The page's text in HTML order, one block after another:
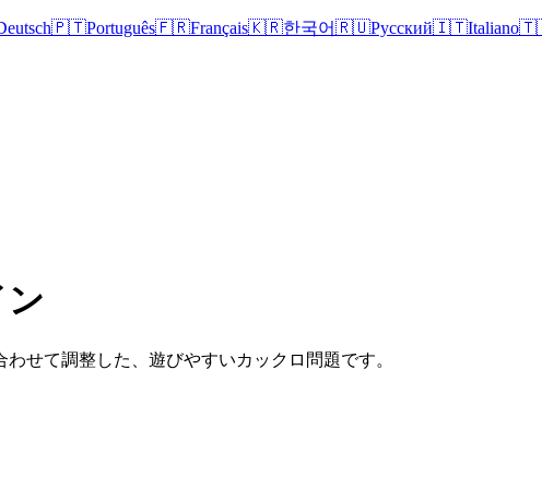
🇵🇹Português🇫🇷Français🇰🇷한국어🇷🇺Русский🇮🇹Italiano
せて調整した、遊びやすいカックロ問題です。